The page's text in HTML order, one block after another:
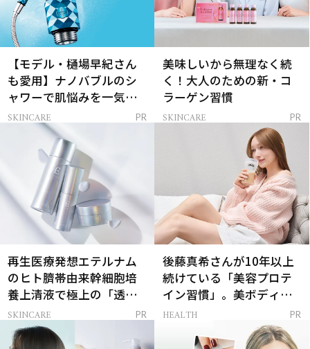
【モデル・樋場早紀さん
も愛用】ナノバブルのシ
ャワーで肌悩みを一気に
解決
SKINCARE PR
美味しいから無理なく続
く！大人のための新・コ
ラーゲン習慣
SKINCARE PR
再生医療発想エテルナム
のヒト臍帯由来幹細胞培
養上清液で極上の「透明
感ハリ肌」へ
SKINCARE PR
後藤真希さんが10年以上
続けている「美容プロテ
イン習慣」。美ボディを
支える朝ルーティンと
HEALTH PR